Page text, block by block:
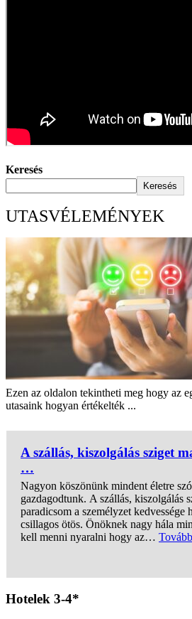
Keresés
Keresés
UTASVÉLEMÉNYEK
Ezen az oldalon tekintheti meg hogy az
utasaink hogyan értékelték ...
A szállás, kiszolgálás sziget
…
Nagyon köszönünk mindent életre
gazdagodtunk. A szállás, kiszolgálás
paradicsom a személyzet kedvessége
csillagos ötös. Önöknek nagy hála
kell menni nyaralni hogy az…
Hotelek 3-4*